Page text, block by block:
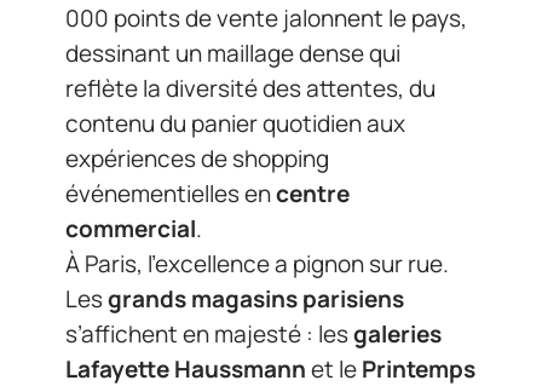
000 points de vente jalonnent le pays,
dessinant un maillage dense qui
reflète la diversité des attentes, du
contenu du panier quotidien aux
expériences de shopping
événementielles encentre
commercial.
À Paris, l’excellence a pignon sur rue.
Lesgrands magasins parisiens
s’affichent en majesté : lesgaleries
Lafayette Haussmannet lePrintemps